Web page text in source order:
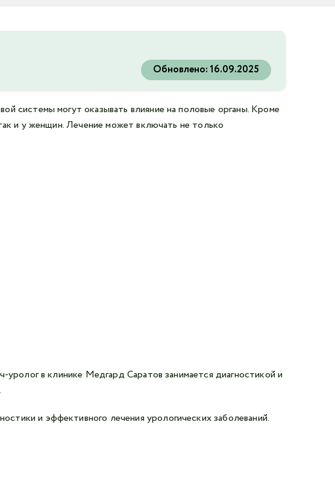
Обновлено:16.09.2025
системы могут оказывать влияние на половые органы. Кроме
и у женщин. Лечение может включать не только
в клинике Медгард Саратов занимается диагностикой и
и эффективного лечения урологических заболеваний.